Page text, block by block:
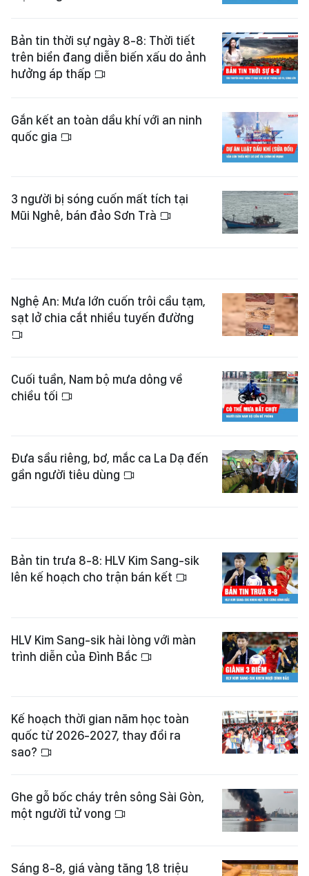
Bản tin thời sự ngày 8-8: Thời tiết
trên biển đang diễn biến xấu do ảnh
hưởng áp thấp
Gắn kết an toàn dầu khí với an ninh
quốc gia
3 người bị sóng cuốn mất tích tại
Mũi Nghê, bán đảo Sơn Trà
Nghệ An: Mưa lớn cuốn trôi cầu tạm,
sạt lở chia cắt nhiều tuyến đường
Cuối tuần, Nam bộ mưa dông về
chiều tối
Đưa sầu riêng, bơ, mắc ca La Dạ đến
gần người tiêu dùng
Bản tin trưa 8-8: HLV Kim Sang-sik
lên kế hoạch cho trận bán kết
HLV Kim Sang-sik hài lòng với màn
trình diễn của Đình Bắc
Kế hoạch thời gian năm học toàn
quốc từ 2026-2027, thay đổi ra
sao?
Ghe gỗ bốc cháy trên sông Sài Gòn,
một người tử vong
Sáng 8-8, giá vàng tăng 1,8 triệu